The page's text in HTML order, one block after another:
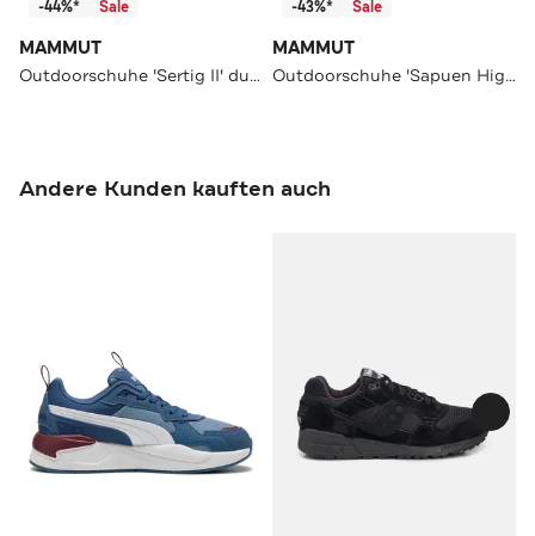
-44%* Sale
MAMMUT
Outdoorschuhe 'Sertig II' dunkelbau
-43%* Sale
MAMMUT
Outdoorschuhe 'Sapuen High GTX' schwarz
Andere Kunden kauften auch